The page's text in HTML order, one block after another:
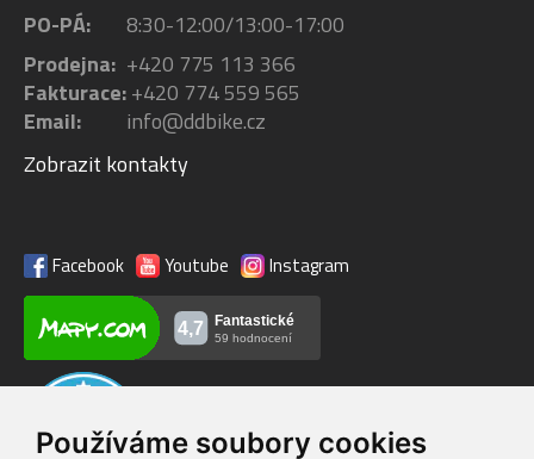
Používáme soubory cookies
PO-PÁ:
8:30-12:00/13:00-17:00
Prodejna: +420 775 113 366
Fakturace:+420 774 559 565
Email:
info@ddbike.cz
Zobrazit kontakty
Facebook Youtube Instagram